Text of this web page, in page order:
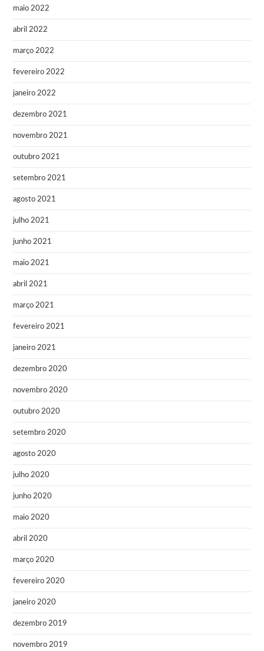
maio 2022
abril 2022
março 2022
fevereiro 2022
janeiro 2022
dezembro 2021
novembro 2021
outubro 2021
setembro 2021
agosto 2021
julho 2021
junho 2021
maio 2021
abril 2021
março 2021
fevereiro 2021
janeiro 2021
dezembro 2020
novembro 2020
outubro 2020
setembro 2020
agosto 2020
julho 2020
junho 2020
maio 2020
abril 2020
março 2020
fevereiro 2020
janeiro 2020
dezembro 2019
novembro 2019